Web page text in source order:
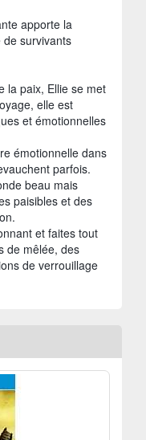
apporte la
survivants
la paix, Ellie se met
elle est
et émotionnelles
émotionnelle dans
parfois.
beau mais
paisibles et des
et faites tout
de mêlée, des
de verrouillage